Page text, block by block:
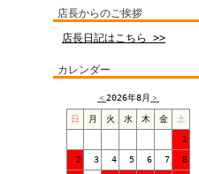
店長からのご挨拶
店長日記はこちら >>
カレンダー
＜2026年8月 ＞
日 月 火 水 木 金 土
1
2 3 4 5 6 7 8